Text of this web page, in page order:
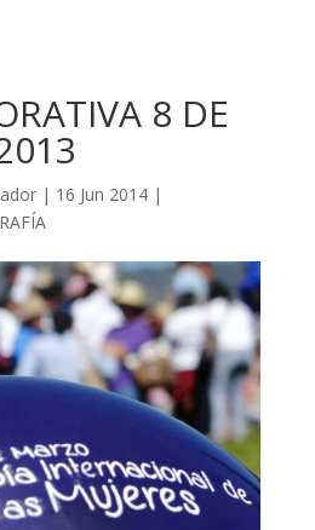
8 DE
| 16 Jun 2014|